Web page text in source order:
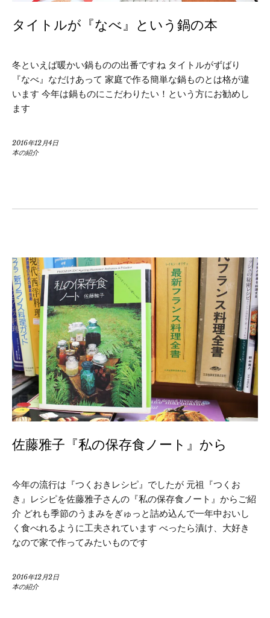
タイトルが『なべ』という鍋の本
冬といえば暖かい鍋ものの出番ですね タイトルがずばり
『なべ』なだけあって 家庭で作る簡単な鍋ものとは格が違
います 今年は鍋ものにこだわりたい！という方にお勧めし
ます
2016年12月4日
本の紹介
佐藤雅子『私の保存食ノート』から
今年の流行は『つくおきレシピ』でしたが 元祖『つくお
き』レシピを佐藤雅子さんの『私の保存食ノート』からご紹
介 どれも季節のうまみをぎゅっと詰め込んで一年中おいし
く食べれるように工夫されています べったら漬け、大好き
なので家で作ってみたいものです
2016年12月2日
本の紹介